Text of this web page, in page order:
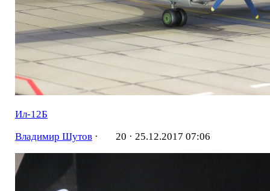
Ил-12Б
Владимир Шутов· 20 · 25.12.2017 07:06